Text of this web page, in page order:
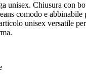
unisex. Chiusura con
comodo e
unisex versatile